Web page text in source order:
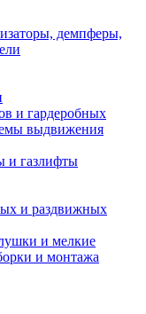
демпферы,
и гардеробных
выдвижения
и газлифты
и раздвижных
и мелкие
и монтажа